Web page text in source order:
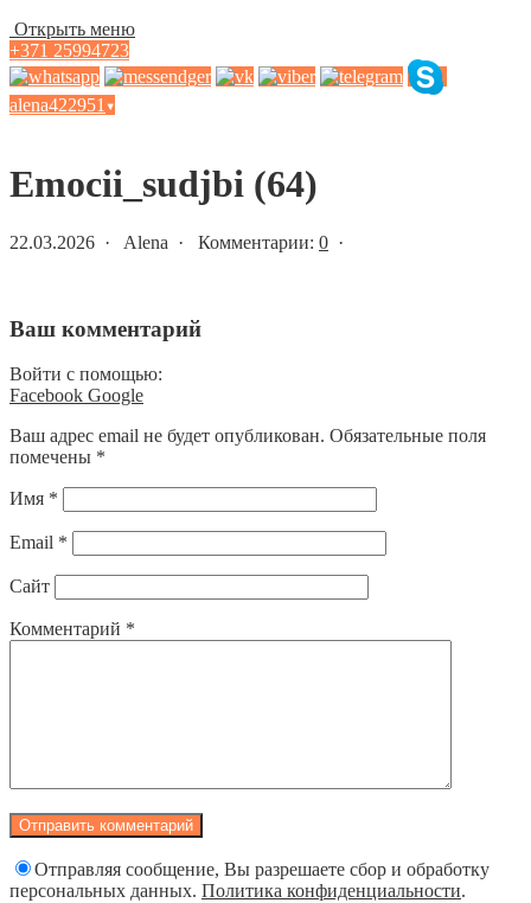
Открыть меню
+371 25994723
alena422951 ▾
Emocii_sudjbi (64)
22.03.2026 · Alena · Комментарии: 0 ·
Ваш комментарий
Войти с помощью:
Facebook Google
Ваш адрес email не будет опубликован. Обязательные поля
помечены *
Имя *
Email *
Сайт
Комментарий *
Отправляя сообщение, Вы разрешаете сбор и обработку
персональных данных. Политика конфиденциальности.